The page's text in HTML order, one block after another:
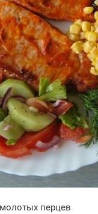
перцев